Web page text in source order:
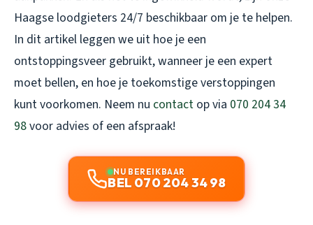
Haagse loodgieters 24/7 beschikbaar om je te helpen.
In dit artikel leggen we uit hoe je een
ontstoppingsveer gebruikt, wanneer je een expert
moet bellen, en hoe je toekomstige verstoppingen
kunt voorkomen. Neem nu contact op via 070 204 34
98voor advies of een afspraak!
NU BEREIKBAAR
BEL 070 204 34 98